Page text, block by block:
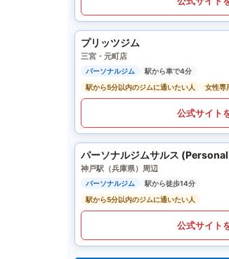
プリッツジム
三宮・元町店
パーソナルジム
駅から車で4分
駅から5分以内のジムに通いたい人
女性専
公式サイト
パーソナルジムサルス
神戸駅（兵庫県）周辺
パーソナルジム
駅から徒歩14分
駅から5分以内のジムに通いたい人
公式サイト